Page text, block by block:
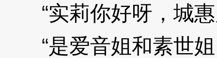
“实莉你好呀，城惠
“是爱音姐和素世姐